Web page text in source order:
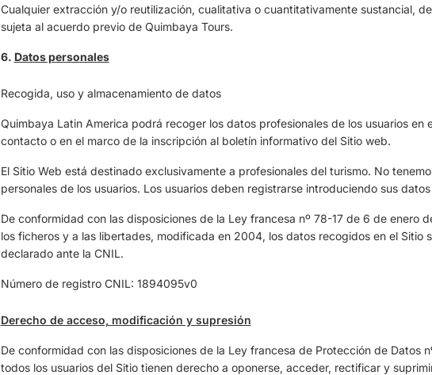
Cualquier extracción y/o reutilización, cualitativa o cuantitativamente sustancial,
sujeta al acuerdo previo de Quimbaya Tours.
6. Datos personales
Recogida, uso y almacenamiento de datos
Quimbaya Latin America podrá recoger los datos profesionales de los usuarios en
contacto o en el marco de la inscripción al boletín informativo del Sitio web.
El Sitio Web está destinado exclusivamente a profesionales del turismo. No
personales de los usuarios. Los usuarios deben registrarse introduciendo sus
De conformidad con las disposiciones de la Ley francesa nº 78-17 de 6 de enero
los ficheros y a las libertades, modificada en 2004, los datos recogidos en el Sitio
declarado ante la CNIL.
Número de registro CNIL: 1894095v0
Derecho de acceso, modificación y supresión
De conformidad con las disposiciones de la Ley francesa de Protección de Datos
todos los usuarios del Sitio tienen derecho a oponerse, acceder, rectificar y